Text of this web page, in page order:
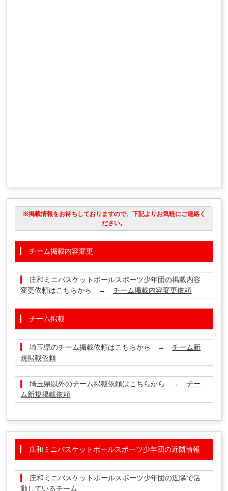
※掲載情報をお待ちしておりますので、下記よりお気軽にご連絡く
ださい。
チーム掲載内容変更
庄和ミニバスケットボールスポーツ少年団の掲載内容
変更依頼はこちらから →チーム掲載内容変更依頼
チーム掲載
埼玉県のチーム掲載依頼はこちらから →チーム新
規掲載依頼
埼玉県以外のチーム掲載依頼はこちらから →チー
ム新規掲載依頼
庄和ミニバスケットボールスポーツ少年団の近隣情報
庄和ミニバスケットボールスポーツ少年団の近隣で活
動しているチーム